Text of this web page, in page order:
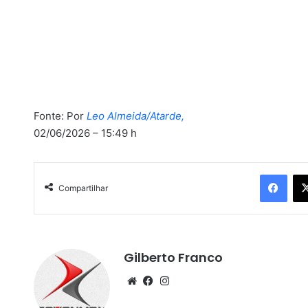
Fonte: Por Leo Almeida/Atarde,
02/06/2026 – 15:49 h
Compartilhar
Facebook
Gilberto Franco
We Fa